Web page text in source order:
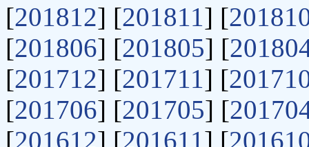
[201812] [201811 ] [
[201806] [201805] [
[201712] [201711 ] [
[201706] [201705] [
[201612] [201611 ] [